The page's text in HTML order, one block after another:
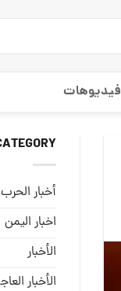
فيديوهات
أخبار
اخبار اليمن
الأخبار
الأخبار